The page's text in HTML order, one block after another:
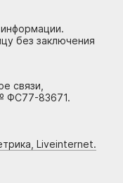
без заключения
связи,
ФС77-83671.
Liveinternet.